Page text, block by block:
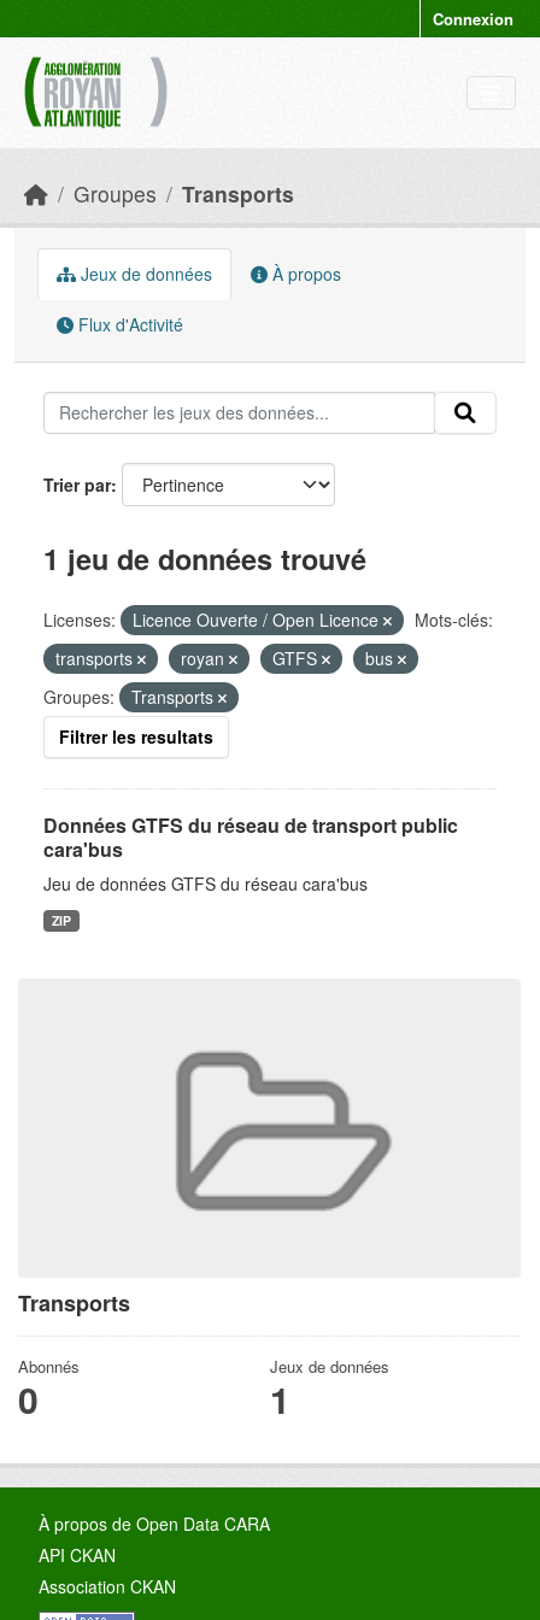
Connexion
Groupes Transports
Transports
Abonnés
0
Jeux de données
1
Jeux de données À propos
Flux d'Activité
Trier par
1 jeu de données trouvé
Licenses: Licence Ouverte / Open Licence
Mots-clés:
transports
royan GTFS
bus
Groupes:
Transports
Filtrer les resultats
Données GTFS du réseau de transport public
cara'bus
Jeu de données GTFS du réseau cara'bus
ZIP
À propos de Open Data CARA
API CKAN
Association CKAN